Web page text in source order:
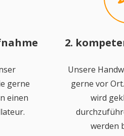
gerne
einen
2.
Unsere
gerne vor
wird
werden